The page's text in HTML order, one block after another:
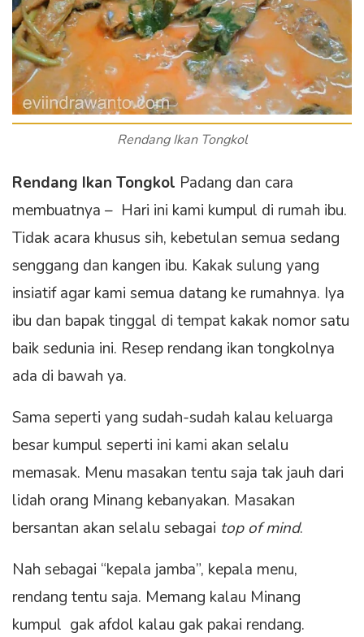
Rendang Ikan Tongkol
Rendang Ikan Tongkol Padang dan cara
membuatnya – Hari ini kami kumpul di rumah ibu.
Tidak acara khusus sih, kebetulan semua sedang
senggang dan kangen ibu. Kakak sulung yang
insiatif agar kami semua datang ke rumahnya. Iya
ibu dan bapak tinggal di tempat kakak nomor satu
baik sedunia ini. Resep rendang ikan tongkolnya
ada di bawah ya.
Sama seperti yang sudah-sudah kalau keluarga
besar kumpul seperti ini kami akan selalu
memasak. Menu masakan tentu saja tak jauh dari
lidah orang Minang kebanyakan. Masakan
bersantan akan selalu sebagai top of mind.
Nah sebagai “kepala jamba”, kepala menu,
rendang tentu saja. Memang kalau Minang
kumpul gak afdol kalau gak pakai rendang.